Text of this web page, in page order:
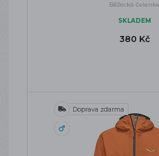
Běžecká čelenka
SKLADEM
380 Kč
Doprava zdarma